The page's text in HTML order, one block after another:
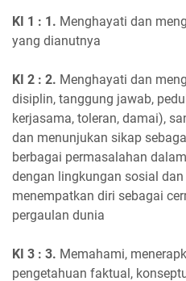
KI 1 : 1. Menghayati dan
yang dianutnya
KI 2 : 2. Menghayati dan
disiplin, tanggung jawab,
kerjasama, toleran, damai),
dan menunjukan sikap
berbagai permasalahan
dengan lingkungan sosial
menempatkan diri sebagai
pergaulan dunia
KI 3 : 3. Memahami,
pengetahuan faktual,